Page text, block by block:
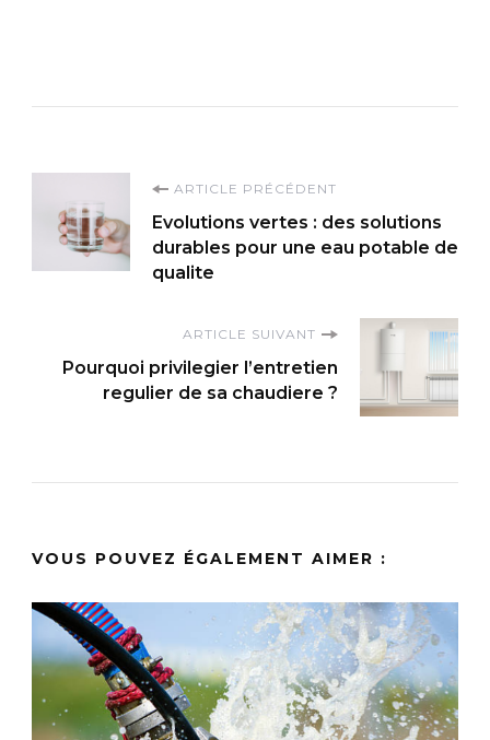
foyer
Navigation
d'article
ARTICLE PRÉCÉDENT
Evolutions vertes : des solutions
durables pour une eau potable de
qualite
ARTICLE SUIVANT
Pourquoi privilegier l’entretien
regulier de sa chaudiere ?
VOUS POUVEZ ÉGALEMENT AIMER :